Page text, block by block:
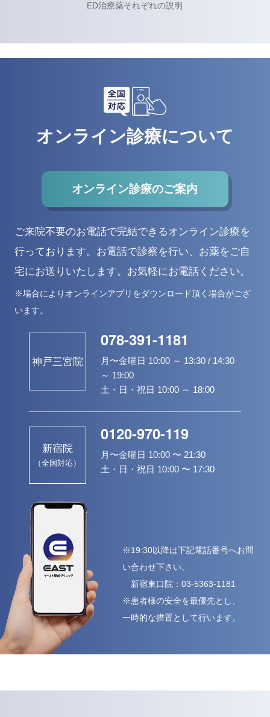
ED治療薬それぞれの説明
オンライン診療について
オンライン診療のご案内
ご来院不要のお電話で完結できるオンライン診療を
行っております。 お電話で診察を行い、お薬をご自
宅にお送りいたします。お気軽にお電話ください。
※場合によりオンラインアプリをダウンロード頂く場合がござ
います。
神戸三宮院
078-391-1181
月〜金曜日 10:00 ～ 13:30 / 14:30
～ 19:00
土・日・祝日 10:00 ～ 18:00
新宿院
（全国対応）
0120-970-119
月〜金曜日 10:00 〜 21:30
土・日・祝日 10:00 〜 17:30
※19:30以降は下記電話番号へお問
い合わせ下さい。
新宿東口院： 03-5363-1181
※患者様の安全を最優先とし、
一時的な措置として行います。